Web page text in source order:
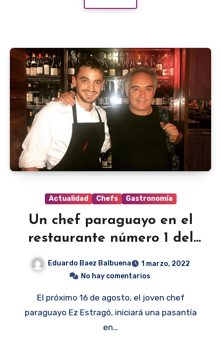
Actualidad Chefs Gastronomía
Un chef paraguayo en el
restaurante número 1 del
Eduardo Baez Balbuena
1 marzo, 2022
No hay comentarios
El próximo 16 de agosto, el joven chef
paraguayo Ez Estragó, iniciará una pasantía
en…